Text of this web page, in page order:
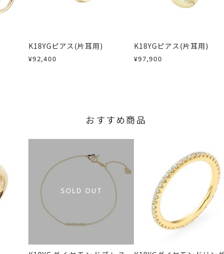
メールにてご案内いたします。
、万が一不良品の場合、またはご注文のお品と異なる場合は、
K18YGピアス(片耳用)
¥92,400
K18YGピアス(片耳用)
¥97,900
おすすめ商品
SOLD OUT